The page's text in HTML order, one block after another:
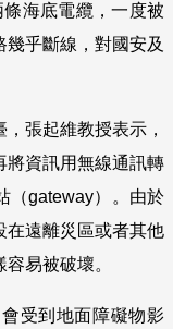
海底電纜，一度被
乎斷線，對國安及
張起維教授表示，
將資訊用無線通訊轉
（gateway）
。由於
在遠離災區或者其他
易被破壞。
受到地面障礙物影